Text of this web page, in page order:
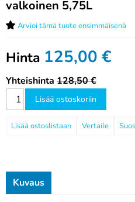
valkoinen 5,75L
Arvioi tämä tuote ensimmäisenä
Hinta 125,00 €
Yhteishinta 128,50 €
Lisää ostoskoriin
Vertaile
Kuvaus